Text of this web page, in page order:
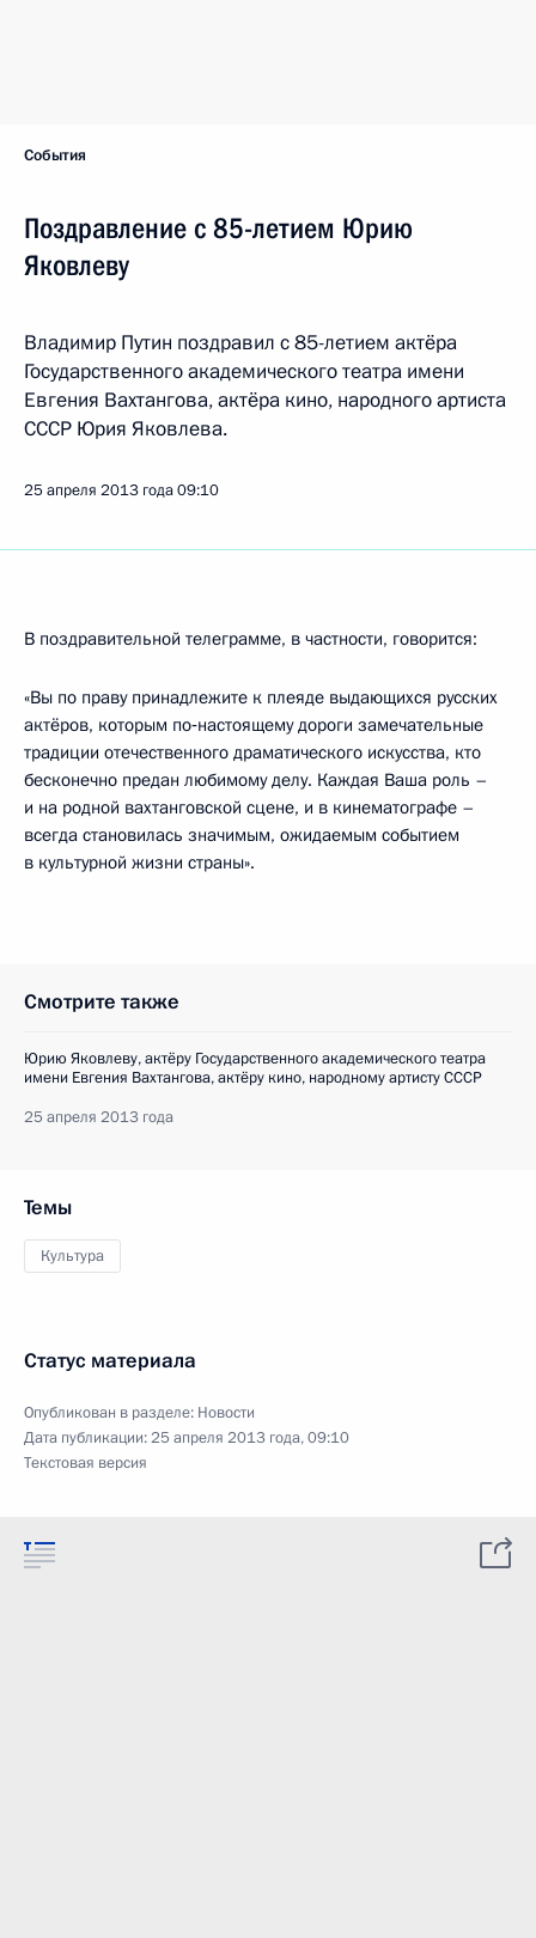
События
Поздравление с 85-летием Юрию
Яковлеву
Владимир Путин поздравил с 85-летием актёра
Государственного академического театра имени
Евгения Вахтангова, актёра кино, народного артиста
СССР Юрия Яковлева.
25 апреля 2013 года09:10
В поздравительной телеграмме, в частности, говорится:
«Вы по праву принадлежите к плеяде выдающихся русских
актёров, которым по‑настоящему дороги замечательные
традиции отечественного драматического искусства, кто
бесконечно предан любимому делу. Каждая Ваша роль –
и на родной вахтанговской сцене, и в кинематографе –
всегда становилась значимым, ожидаемым событием
в культурной жизни страны».
Смотрите также
Юрию Яковлеву, актёру Государственного академического театра
имени Евгения Вахтангова, актёру кино, народному артисту СССР
25 апреля 2013 года
Темы
Культура
Статус материала
Опубликован в разделе: Новости
Дата публикации:25 апреля 2013 года, 09:10
Текстовая версия